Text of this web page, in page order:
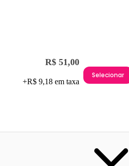
R$ 51,00
+R$ 9,18 em taxa
Selecionar